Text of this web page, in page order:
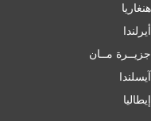
هنغاريا
أيرلندا
جزيــرة مــان
آيسلندا
إﯾﻄﺎﻟﯿﺎ